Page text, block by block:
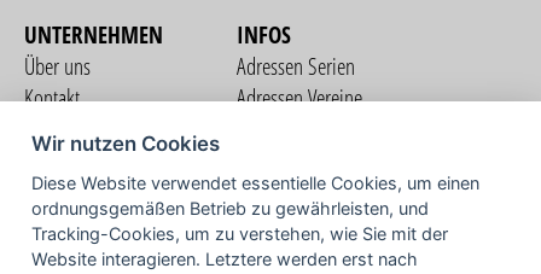
UNTERNEHMEN
Über uns
Kontakt
Nutzungsbedingungen
Datenschutzerklärung
Impressum
INFOS
Adressen Serien
Adressen Vereine
COMMUNITY
Wir nutzen Cookies
Diese Website verwendet essentielle Cookies, um einen
ordnungsgemäßen Betrieb zu gewährleisten, und
Tracking-Cookies, um zu verstehen, wie Sie mit der
Website interagieren. Letztere werden erst nach